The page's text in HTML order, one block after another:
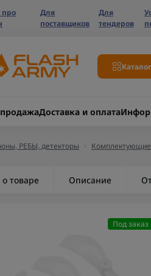
Для
поставщиков
Для
тендеров
Доставка и оплата
РЕБЫ, детекторы Комплектующие
о товаре Описание
Под заказ